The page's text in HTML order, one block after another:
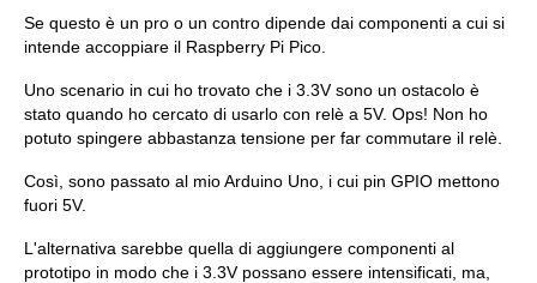
Se questo è un pro o un contro dipende dai componenti a cui si
intende accoppiare il Raspberry Pi Pico.
Uno scenario in cui ho trovato che i 3.3V sono un ostacolo è
stato quando ho cercato di usarlo con relè a 5V. Ops! Non ho
potuto spingere abbastanza tensione per far commutare il relè.
Così, sono passato al mio Arduino Uno, i cui pin GPIO mettono
fuori 5V.
L'alternativa sarebbe quella di aggiungere componenti al
prototipo in modo che i 3.3V possano essere intensificati, ma,